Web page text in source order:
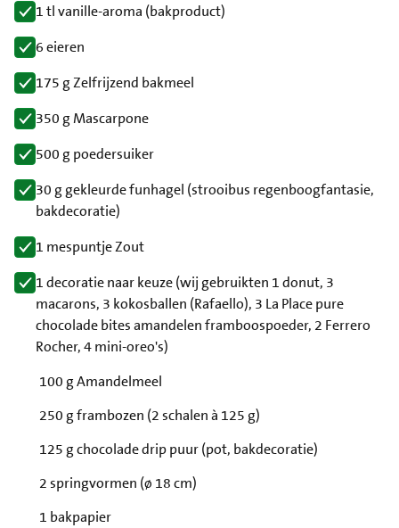
1 tl vanille-aroma (bakproduct)
6 eieren
175 g Zelfrijzend bakmeel
350 g Mascarpone
500 g poedersuiker
30 g gekleurde funhagel (strooibus regenboogfantasie,
bakdecoratie)
1 mespuntje Zout
1 decoratie naar keuze (wij gebruikten 1 donut, 3
macarons, 3 kokosballen (Rafaello), 3 La Place pure
chocolade bites amandelen framboospoeder, 2 Ferrero
Rocher, 4 mini-oreo's)
100 g Amandelmeel
250 g frambozen (2 schalen à 125 g)
125 g chocolade drip puur (pot, bakdecoratie)
2 springvormen (ø 18 cm)
1 bakpapier